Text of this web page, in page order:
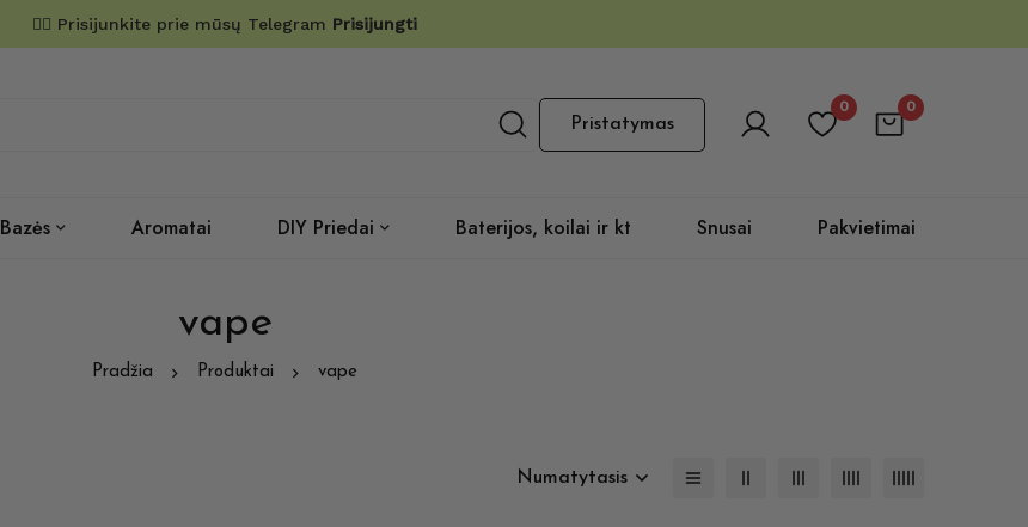
✌🏼 Prisijunkite prie mūsų Telegram Prisijungti
Pristatymas
0 0
Bazės Aromatai DIY Priedai Baterijos, koilai ir kt Snusai Pakvietimai
vape
Pradžia Produktai vape
Numatytasis